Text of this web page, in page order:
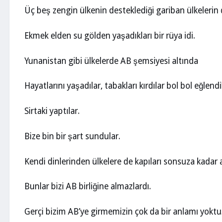
Üç beş zengin ülkenin desteklediği gariban ülkelerin
Ekmek elden su gölden yaşadıkları bir rüya idi.
Yunanistan gibi ülkelerde AB şemsiyesi altında
Hayatlarını yaşadılar, tabakları kırdılar bol bol
Sirtaki yaptılar.
Bize bin bir şart sundular.
Kendi dinlerinden ülkelere de kapıları sonsuza kadar
Bunlar bizi AB birliğine almazlardı.
Gerçi bizim AB’ye girmemizin çok da bir anlamı